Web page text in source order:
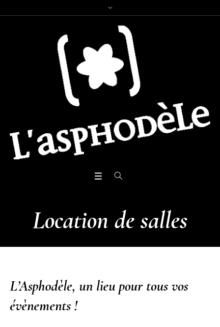
Location de salles
L’Asphodèle, un lieu pour tous vos
évènements !